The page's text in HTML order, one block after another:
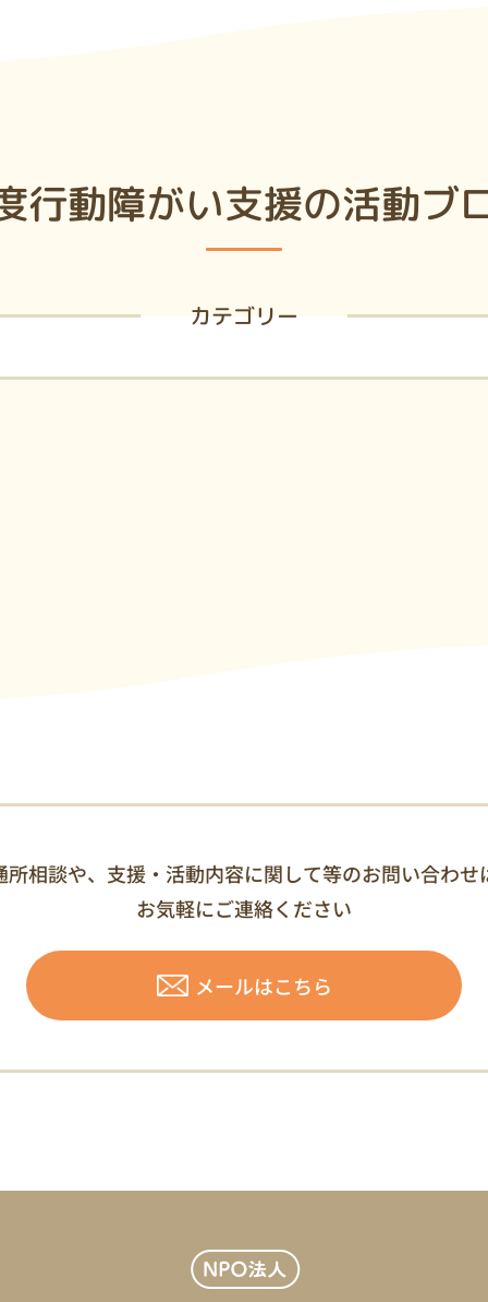
行動障がい支援の活動ブ
カテゴリー
所相談や、支援・活動内容に関して等のお問い合わせ
お気軽にご連絡ください
メールはこちら